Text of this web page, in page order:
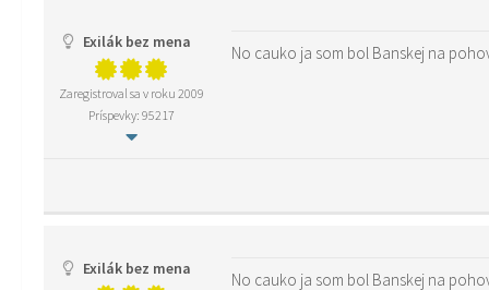
Exilák bez mena
Zaregistroval sa v roku 2009
Príspevky: 95217
No cauko ja som bol Banskej na
Exilák bez mena
No cauko ja som bol Banskej na